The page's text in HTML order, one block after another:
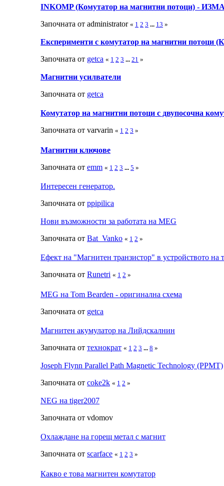
INKOMP (Комутатор на магнитни потоци) -
Започната от administrator « 1 2 3 ... 13 »
Експерименти с комутатор на магнитни потоци
Започната от getca « 1 2 3 ... 21 »
Магнитни усилватели
Започната от getca
Комутатор на магнитни потоци с двупосочна
Започната от varvarin « 1 2 3 »
Магнитни ключове
Започната от emm « 1 2 3 ... 5 »
Интересен генератор.
Започната от ppipilica
Нови възможности за работата на MEG
Започната от Bat_Vanko « 1 2 »
Ефект на "Магнитен транзистор" в устройството на
Започната от Runetri « 1 2 »
MEG на Tom Bearden - оригинална схема
Започната от getca
Магнитен акумулатор на Лийдскалнин
Започната от технократ « 1 2 3 ... 8 »
Joseph Flynn Parallel Path Magnetic Technology (PPMT)
Започната от coke2k « 1 2 »
NEG на tiger2007
Започната от vdomov
Охлаждане на горещ метал с магнит
Започната от scarface « 1 2 3 »
Какво е това магнитен комутатор